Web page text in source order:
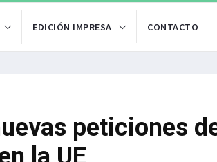
EDICIÓN IMPRESA CONTACTO
peticiones